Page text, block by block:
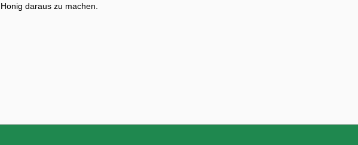
Honig daraus zu machen.